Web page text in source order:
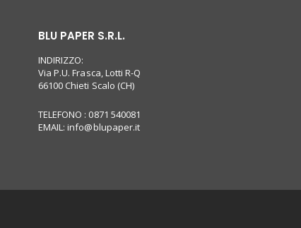
BLU PAPER S.R.L.
INDIRIZZO:
Via P.U. Frasca, Lotti R-Q
66100 Chieti Scalo (CH)
TELEFONO : 0871 540081
EMAIL:info@blupaper.it